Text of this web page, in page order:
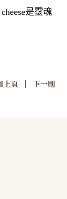
是靈魂
上頁 |下一則